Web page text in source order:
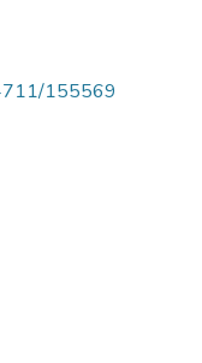
155569